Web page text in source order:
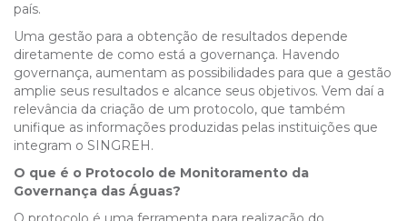
país.
Uma gestão para a obtenção de resultados depende
diretamente de como está a governança. Havendo
governança, aumentam as possibilidades para que a gestão
amplie seus resultados e alcance seus objetivos. Vem daí a
relevância da criação de um protocolo, que também
unifique as informações produzidas pelas instituições que
integram o SINGREH.
O que é o Protocolo de Monitoramento da
Governança das Águas?